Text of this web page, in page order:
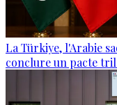
La Türkiye, l'Arabie
conclure un pacte